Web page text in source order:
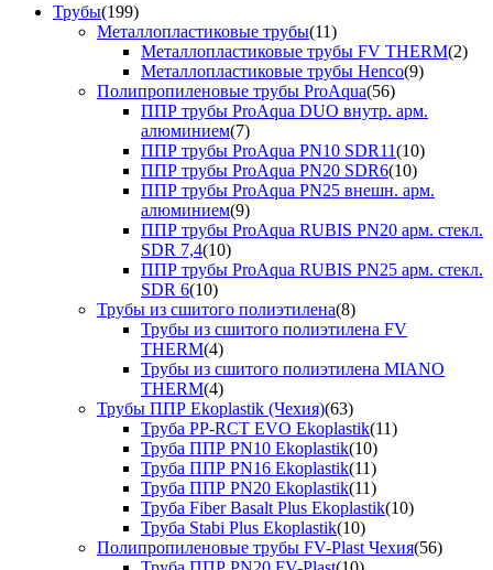
Трубы(199)
Металлопластиковые трубы(11)
Металлопластиковые трубы FV THERM(2)
Металлопластиковые трубы Henco(9)
Полипропиленовые трубы ProAqua(56)
ППР трубы ProAqua DUO внутр. арм.
алюминием(7)
ППР трубы ProAqua PN10 SDR11(10)
ППР трубы ProAqua PN20 SDR6(10)
ППР трубы ProAqua PN25 внешн. арм.
алюминием(9)
ППР трубы ProAqua RUBIS PN20 арм. стекл.
SDR 7,4(10)
ППР трубы ProAqua RUBIS PN25 арм. стекл.
SDR 6(10)
Трубы из сшитого полиэтилена(8)
Трубы из сшитого полиэтилена FV
THERM(4)
Трубы из сшитого полиэтилена MIANO
THERM(4)
Трубы ППР Ekoplastik (Чехия)(63)
Труба PP-RCT EVO Ekoplastik(11)
Труба ППР PN10 Ekoplastik(10)
Труба ППР PN16 Ekoplastik(11)
Труба ППР PN20 Ekoplastik(11)
Труба Fiber Basalt Plus Ekoplastik(10)
Труба Stabi Plus Ekoplastik(10)
Полипропиленовые трубы FV-Plast Чехия(56)